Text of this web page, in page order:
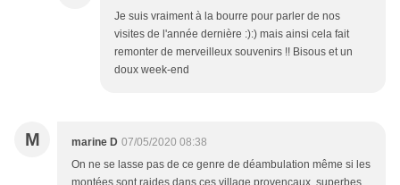
Je suis vraiment à la bourre pour parler de nos
visites de l'année dernière :):) mais ainsi cela fait
remonter de merveilleux souvenirs !! Bisous et un
doux week-end
M marine D 07/05/2020 08:38
On ne se lasse pas de ce genre de déambulation même si les
montées sont raides dans ces village provençaux, superbes